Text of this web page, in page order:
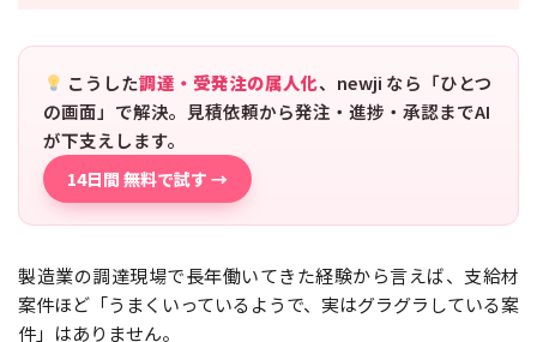
こうした調達・受発注の属人化、newji なら「ひとつ
の画面」で解決。見積依頼から発注・進捗・承認までAI
が下支えします。
14日間 無料で試す →
製造業の調達現場で長年働いてきた経験から言えば、支給材
案件ほど「うまくいっているようで、実はグラグラしている案
件」はありません。